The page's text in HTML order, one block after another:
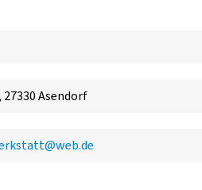
27330 Asendorf